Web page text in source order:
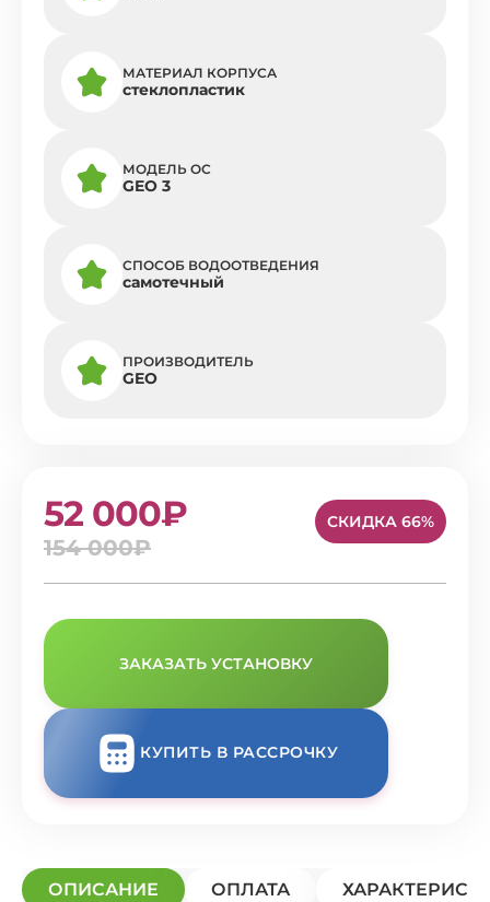
МАТЕРИАЛ КОРПУСА
стеклопластик
МОДЕЛЬ ОС
GEO 3
СПОСОБ ВОДООТВЕДЕНИЯ
самотечный
ПРОИЗВОДИТЕЛЬ
GEO
52 000₽
154 000₽
СКИДКА 66%
ЗАКАЗАТЬ УСТАНОВКУ
КУПИТЬ В РАССРОЧКУ
ОПИСАНИЕ ОПЛАТА